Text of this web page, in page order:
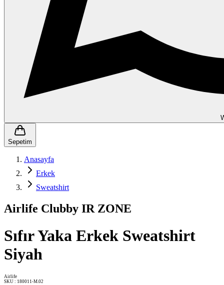
Sepetim
Anasayfa
Erkek
Sweatshirt
Airlife Clubby IR ZONE
Sıfır Yaka Erkek Sweatshirt
Siyah
Airlife
SKU : 180011-M.02